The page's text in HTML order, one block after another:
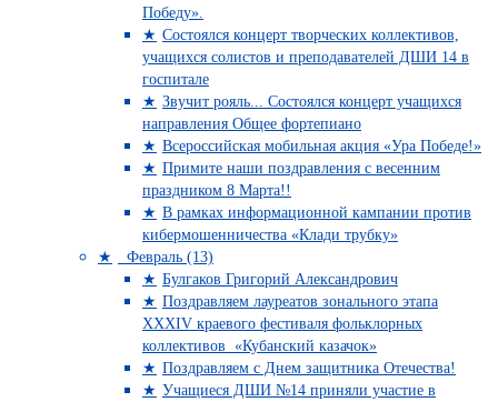
Победу».
Состоялся концерт творческих коллективов,
учащихся солистов и преподавателей ДШИ 14 в
госпитале
Звучит рояль... Состоялся концерт учащихся
направления Общее фортепиано
Всероссийская мобильная акция «Ура Победе!»
Примите наши поздравления с весенним
праздником 8 Марта!!
В рамках информационной кампании против
кибермошенничества «Клади трубку»
Февраль (13)
Булгаков Григорий Александрович
Поздравляем лауреатов зонального этапа
XXXIV краевого фестиваля фольклорных
коллективов «Кубанский казачок»
Поздравляем с Днем защитника Отечества!
Учащиеся ДШИ №14 приняли участие в